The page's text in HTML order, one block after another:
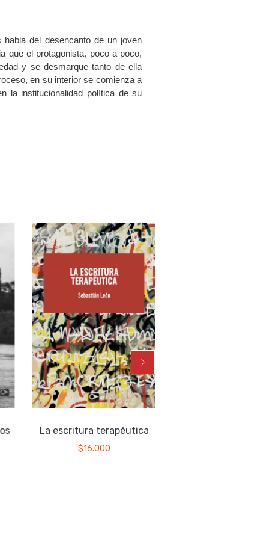
del desencanto de un joven
que el protagonista, poco a poco,
y se desmarque tanto de ella
en su interior se comienza a
la institucionalidad política de su
La escritura terapéutica
$16.000